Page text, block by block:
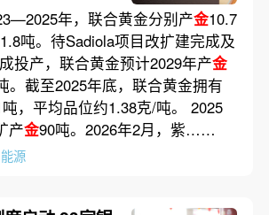
年，联合黄金分别产金10.7
吨。待Sadiola项目改扩建完成及
投产，联合黄金预计2029年产金
。截至2025年底，联合黄金拥有
，平均品位约1.38克/吨。 2025
产金90吨。2026年2月，紫……
能源